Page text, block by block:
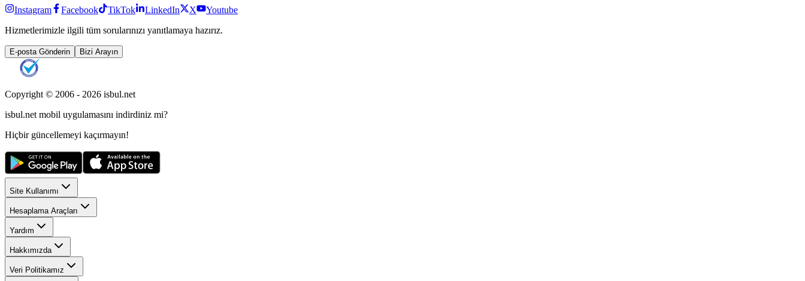
Instagram Facebook TikTok LinkedIn X
Youtube
Hizmetlerimizle ilgili tüm sorularınızı yanıtlamaya hazırız.
E-posta Gönderin Bizi Arayın
Copyright © 2006 - 2026 isbul.net
isbul.net mobil uygulamasını indirdiniz mi?
Hiçbir güncellemeyi kaçırmayın!
Site Kullanımı
Hesaplama Araçları
Yardım
Hakkımızda
Veri Politikamız